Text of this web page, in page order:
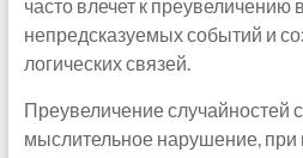
часто влечет к преувеличению
непредсказуемых событий и
логических связей.
Преувеличение случайностей
мыслительное нарушение, при